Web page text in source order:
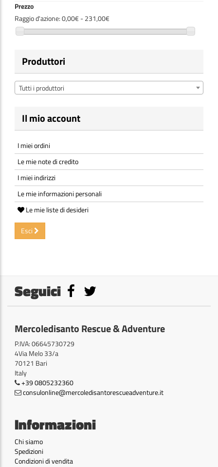
Salewa
The north face(1)
Prezzo
Raggio d'azione:0,00€ - 231,00€
Produttori
Tutti i produttori
Il mio account
I miei ordini
Le mie note di credito
I miei indirizzi
Le mie informazioni personali
Le mie liste di desideri
Esci
Seguici
Mercoledisanto Rescue & Adventure
P.IVA: 06645730729
4Via Melo 33/a
70121 Bari
Italy
+39 0805232360
consulonline@mercoledisantorescueadventure.it
Informazioni
Chi siamo
Spedizioni
Condizioni di vendita